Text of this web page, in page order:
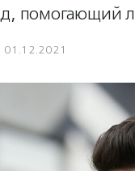
помогающий
01.12.2021